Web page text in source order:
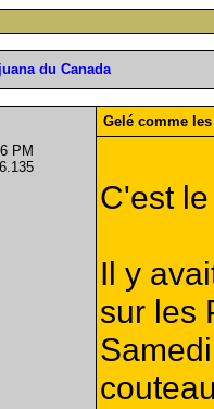
du Canada
PM
Gelé comme
C'est
Il y
sur les